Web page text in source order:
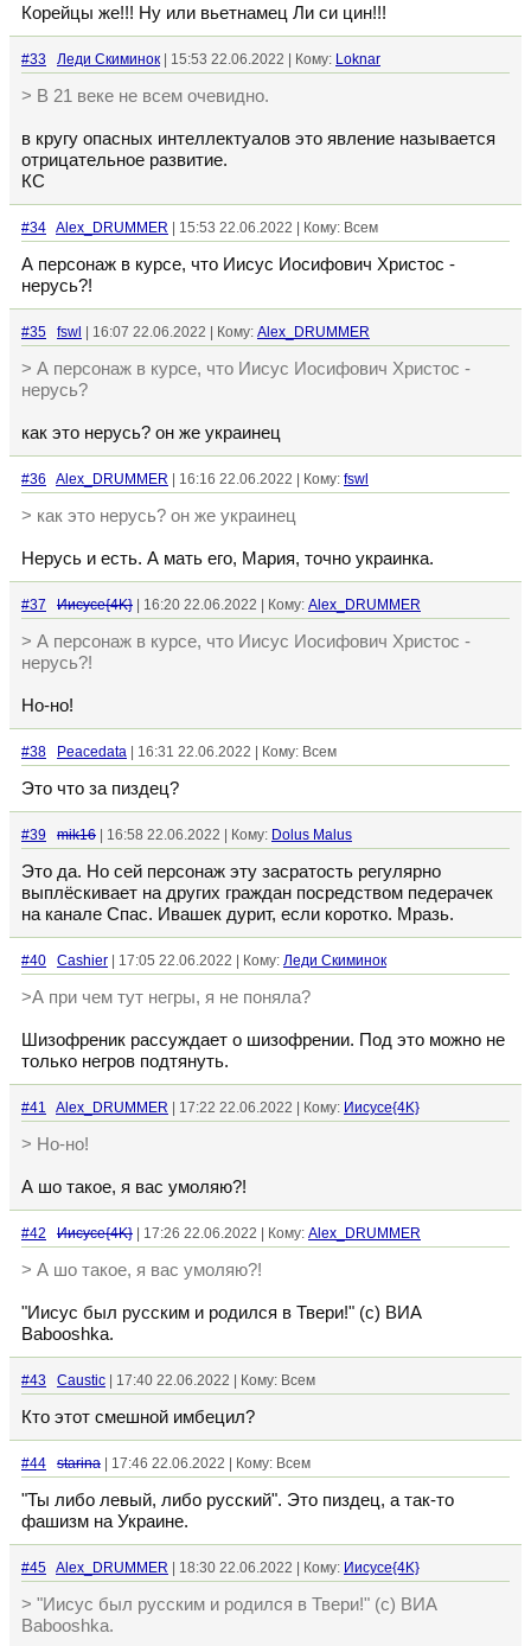
Корейцы же!!! Ну или вьетнамец Ли си цин!!!
#33 Леди Скиминок | 15:53 22.06.2022 | Кому: Loknar
> В 21 веке не всем очевидно.
в кругу опасных интеллектуалов это явление называется
отрицательное развитие.
КС
#34 Alex_DRUMMER | 15:53 22.06.2022 | Кому: Всем
А персонаж в курсе, что Иисус Иосифович Христос -
нерусь?!
#35 fswl | 16:07 22.06.2022 | Кому: Alex_DRUMMER
> А персонаж в курсе, что Иисус Иосифович Христос -
нерусь?
как это нерусь? он же украинец
#36 Alex_DRUMMER | 16:16 22.06.2022 | Кому: fswl
> как это нерусь? он же украинец
Нерусь и есть. А мать его, Мария, точно украинка.
#37 Иисусе{4K} | 16:20 22.06.2022 | Кому: Alex_DRUMMER
> А персонаж в курсе, что Иисус Иосифович Христос -
нерусь?!
Но-но!
#38 Peacedata | 16:31 22.06.2022 | Кому: Всем
Это что за пиздец?
#39 mik16 | 16:58 22.06.2022 | Кому: Dolus Malus
Это да. Но сей персонаж эту засратость регулярно
выплёскивает на других граждан посредством педерачек
на канале Спас. Ивашек дурит, если коротко. Мразь.
#40 Cashier | 17:05 22.06.2022 | Кому: Леди Скиминок
>А при чем тут негры, я не поняла?
Шизофреник рассуждает о шизофрении. Под это можно не
только негров подтянуть.
#41 Alex_DRUMMER | 17:22 22.06.2022 | Кому: Иисусе{4K}
> Но-но!
А шо такое, я вас умоляю?!
#42 Иисусе{4K} | 17:26 22.06.2022 | Кому: Alex_DRUMMER
> А шо такое, я вас умоляю?!
"Иисус был русским и родился в Твери!" (с) ВИА
Babooshka.
#43 Caustic | 17:40 22.06.2022 | Кому: Всем
Кто этот смешной имбецил?
#44 starina | 17:46 22.06.2022 | Кому: Всем
"Ты либо левый, либо русский". Это пиздец, а так-то
фашизм на Украине.
#45 Alex_DRUMMER | 18:30 22.06.2022 | Кому: Иисусе{4K}
> "Иисус был русским и родился в Твери!" (с) ВИА
Babooshka.